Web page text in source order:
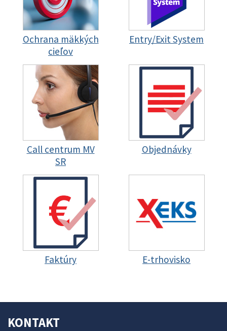
Ochrana mäkkých
cieľov
Entry/Exit System
Call centrum MV
SR
Objednávky
Faktúry E-trhovisko
KONTAKT